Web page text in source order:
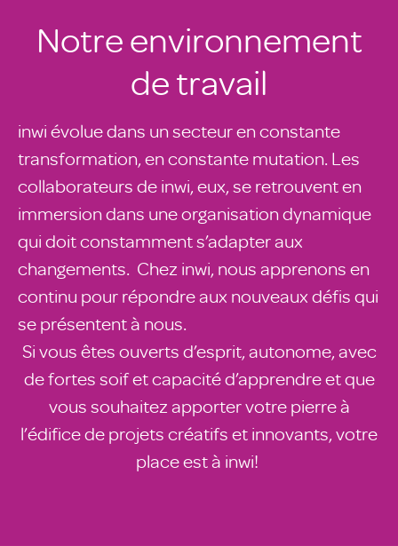
Notre environnement
de travail
inwi évolue dans un secteur en constante
transformation, en constante mutation. Les
collaborateurs de inwi, eux, se retrouvent en
immersion dans une organisation dynamique
qui doit constamment s’adapter aux
changements. Chez inwi, nous apprenons en
continu pour répondre aux nouveaux défis qui
se présentent à nous.
Si vous êtes ouverts d’esprit, autonome, avec
de fortes soif et capacité d’apprendre et que
vous souhaitez apporter votre pierre à
l’édifice de projets créatifs et innovants, votre
place est à inwi!